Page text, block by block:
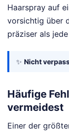
Haarspray auf
vorsichtig über
präziser als
✨ Nicht
Häufige
vermeidest
Einer der